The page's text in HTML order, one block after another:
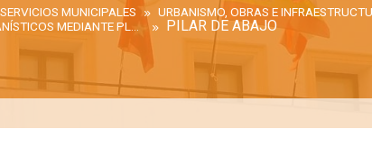
SERVICIOS MUNICIPALES URBANISMO, OBRAS E
PILAR DE ABAJO